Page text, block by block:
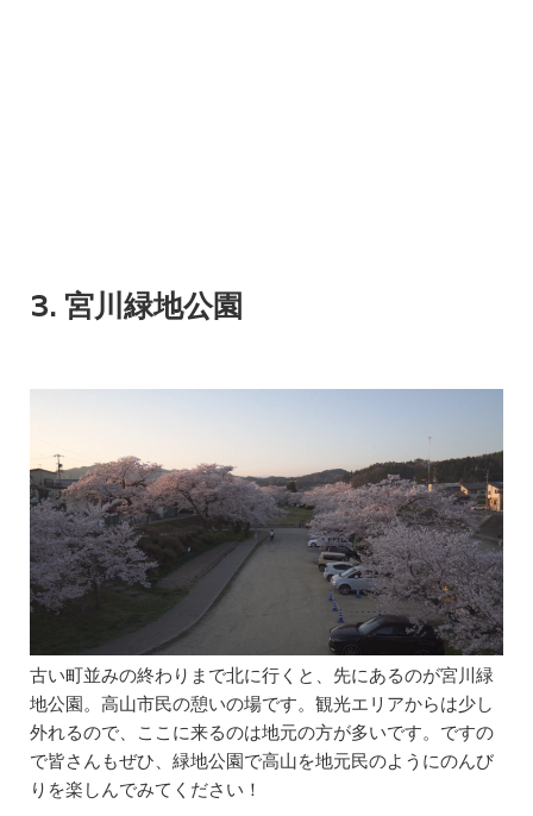
3. 宮川緑地公園
古い町並みの終わりまで北に行くと、先にあるのが宮川緑
地公園。高山市民の憩いの場です。観光エリアからは少し
外れるので、ここに来るのは地元の方が多いです。ですの
で皆さんもぜひ、緑地公園で高山を地元民のようにのんび
りを楽しんでみてください！